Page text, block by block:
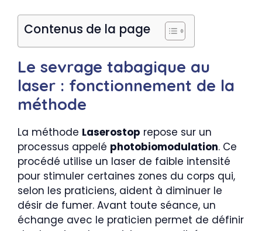
Contenus de la page
Le sevrage tabagique au
laser : fonctionnement de la
méthode
La méthode Laserostop repose sur un
processus appelé photobiomodulation. Ce
procédé utilise un laser de faible intensité
pour stimuler certaines zones du corps qui,
selon les praticiens, aident à diminuer le
désir de fumer. Avant toute séance, un
échange avec le praticien permet de définir